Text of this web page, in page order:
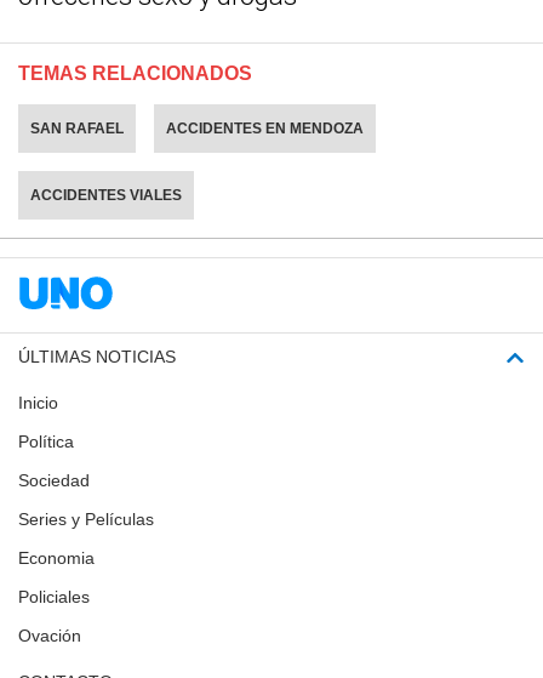
TEMAS RELACIONADOS
SAN RAFAEL ACCIDENTES EN MENDOZA
ACCIDENTES VIALES
ÚLTIMAS NOTICIAS
Inicio
Política
Sociedad
Series y Películas
Economia
Policiales
Ovación